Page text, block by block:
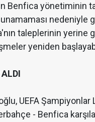
Benfica yönetiminin
nedeniyle
taleplerinin yerine
yeniden
ALDI
UEFA Şampiyonlar
- Benfica